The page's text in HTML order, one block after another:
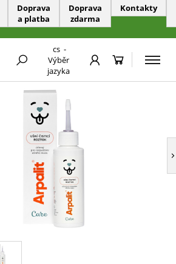
Doprava
a platba
Doprava
zdarma
Kontakty
cs -
Výběr
jazyka